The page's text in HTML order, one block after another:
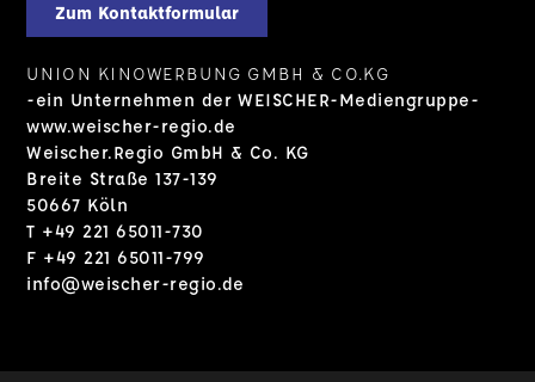
Zum Kontaktformular
UNION KINOWERBUNG GMBH & CO.KG
-ein Unternehmen der WEISCHER-Mediengruppe-
www.weischer-regio.de
Weischer.Regio GmbH & Co. KG
Breite Straße 137-139
50667 Köln
T +49 221 65011-730
F +49 221 65011-799
info@weischer-regio.de